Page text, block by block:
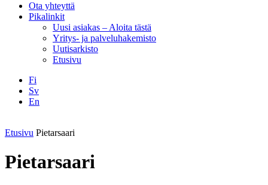
Ota yhteyttä
Pikalinkit
Uusi asiakas – Aloita tästä
Yritys- ja palveluhakemisto
Uutisarkisto
Etusivu
Fi
Sv
En
Etusivu Pietarsaari
Pietarsaari